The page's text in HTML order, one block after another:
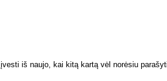
iš naujo, kai kitą kartą vėl norėsiu